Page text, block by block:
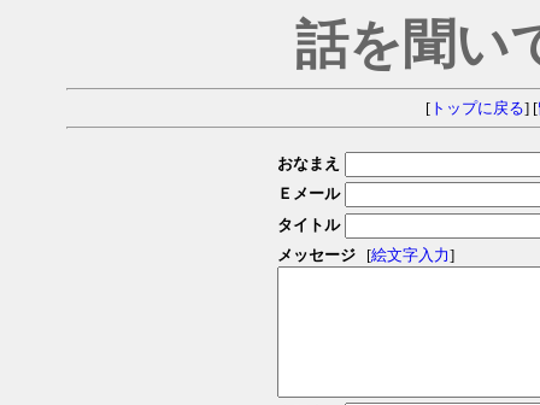
話を聞い
[トップに戻る] [
おなまえ
Ｅメール
タイトル
メッセージ
[絵文字入力]